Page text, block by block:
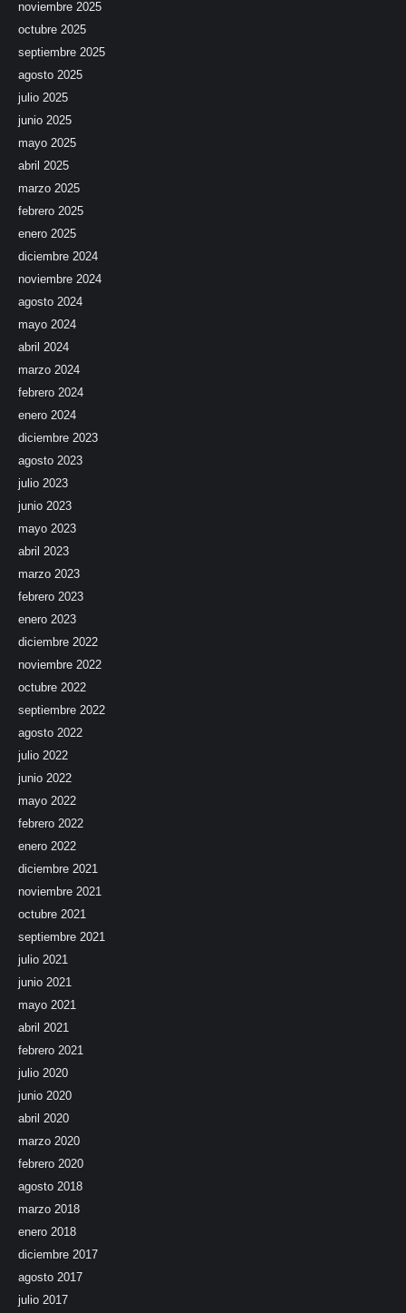
noviembre 2025
octubre 2025
septiembre 2025
agosto 2025
julio 2025
junio 2025
mayo 2025
abril 2025
marzo 2025
febrero 2025
enero 2025
diciembre 2024
noviembre 2024
agosto 2024
mayo 2024
abril 2024
marzo 2024
febrero 2024
enero 2024
diciembre 2023
agosto 2023
julio 2023
junio 2023
mayo 2023
abril 2023
marzo 2023
febrero 2023
enero 2023
diciembre 2022
noviembre 2022
octubre 2022
septiembre 2022
agosto 2022
julio 2022
junio 2022
mayo 2022
febrero 2022
enero 2022
diciembre 2021
noviembre 2021
octubre 2021
septiembre 2021
julio 2021
junio 2021
mayo 2021
abril 2021
febrero 2021
julio 2020
junio 2020
abril 2020
marzo 2020
febrero 2020
agosto 2018
marzo 2018
enero 2018
diciembre 2017
agosto 2017
julio 2017